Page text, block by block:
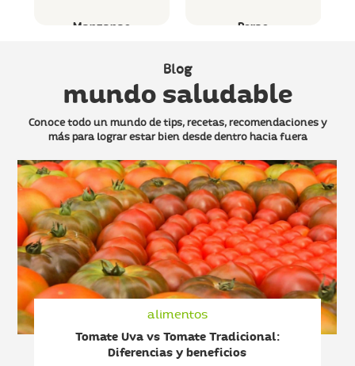
Manzanas Peras
Blog
mundo saludable
Conoce todo un mundo de tips, recetas, recomendaciones y
máspara lograr estar bien desde dentro hacia fuera
alimentos
Tomate Uva vs Tomate Tradicional:
Diferencias y beneficios